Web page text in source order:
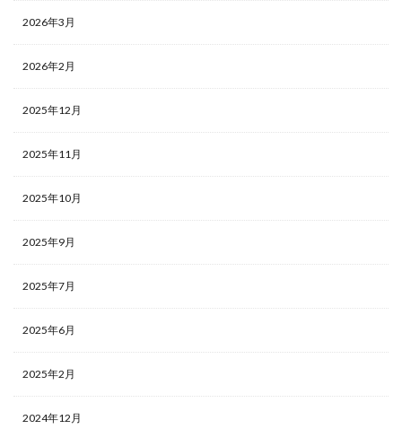
2026年3月
2026年2月
2025年12月
2025年11月
2025年10月
2025年9月
2025年7月
2025年6月
2025年2月
2024年12月